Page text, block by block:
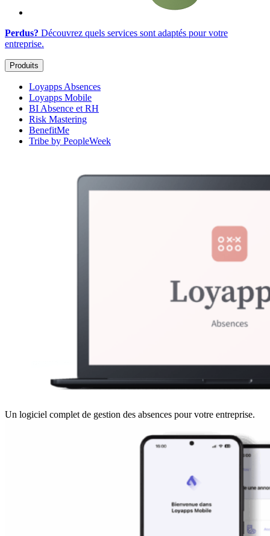
Perdus? Découvrez quels services sont adaptés pour votre
entreprise.
Produits
Loyapps Absences
Loyapps Mobile
BI Absence et RH
Risk Mastering
BenefitMe
Tribe by PeopleWeek
Un logiciel complet de gestion des absences pour votre entreprise.